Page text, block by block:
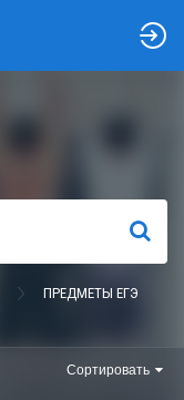
НАЙТИ
ПРЕДМЕТЫ ЕГЭ
Сортировать